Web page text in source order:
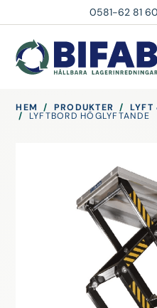
0581-62 81 60
HEM / PRODUKTER / LYFT
/
LYFTBORD HÖGLYFTANDE